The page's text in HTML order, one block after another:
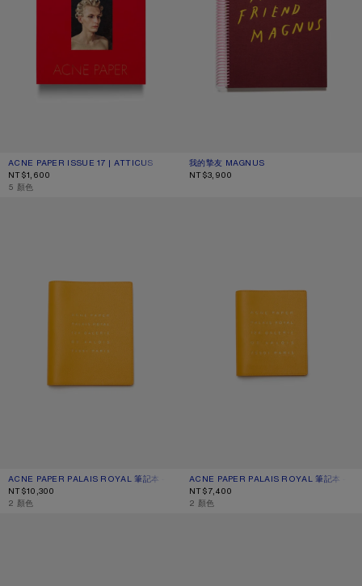
ACNE PAPER ISSUE 17 | ATTICUS
目前顏色： ONE SIZE
價格：NT$1,600。
NT$1,600
,5 顏色
我的摯友 MAGNUS
目前顏色： 單一尺寸
價格：NT$3,900。
NT$3,900
ACNE PAPER PALAIS ROYAL 筆記本 - 大
目前顏色： 向日葵黃
價格：NT$10,300。
NT$10,300
,2 顏色
ACNE PAPER PALAIS ROYAL 筆記本 - 小
目前顏色： 向日葵黃
價格：NT$7,400。
NT$7,400
,2 顏色